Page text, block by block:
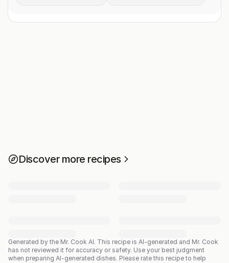
Discover more recipes
Generated by the Mr. Cook AI. This recipe is AI-generated and Mr. Cook
has not reviewed it for accuracy or safety. Use your best judgment
when preparing AI-generated dishes. Please rate this recipe to help